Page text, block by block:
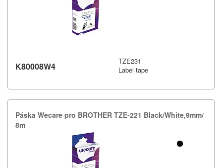
K80008W4
TZE231
Label tape
Páska Wecare pro BROTHER TZE-​221 Black/​White,​9mm/​
8m